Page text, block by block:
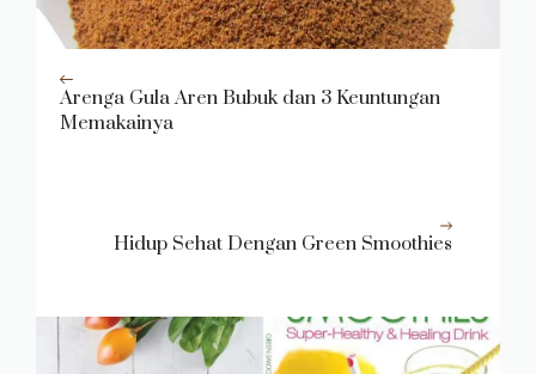
Arenga Gula Aren Bubuk dan 3 Keuntungan
Memakainya
Hidup Sehat Dengan Green Smoothies